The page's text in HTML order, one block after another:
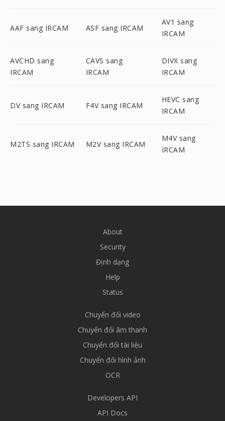
AAF sang IRCAM ASF sang IRCAM
AV1 sang
IRCAM
AVCHD sang
IRCAM
CAVS sang
IRCAM
DIVX sang
IRCAM
DV sang IRCAM F4V sang IRCAM
HEVC sang
IRCAM
M2TS sang IRCAM M2V sang IRCAM
M4V sang
IRCAM
About
Security
Định dạng
Help
Status
Chuyển đổi video
Chuyển đổi âm thanh
Chuyển đổi tài liệu
Chuyển đổi hình ảnh
OCR
Developers API
API Docs